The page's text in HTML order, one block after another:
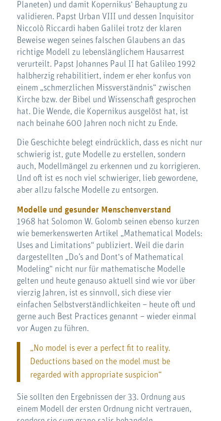
Planeten) und damit Kopernikus‘ Behauptung zu
validieren. Papst Urban VIII und dessen Inquisitor
Niccolò Riccardi haben Galilei trotz der klaren
Beweise wegen seines falschen Glaubens an das
richtige Modell zu lebenslänglichem Hausarrest
verurteilt. Papst Johannes Paul II hat Galileo 1992
halbherzig rehabilitiert, indem er eher konfus von
einem „schmerzlichen Missverständnis“ zwischen
Kirche bzw. der Bibel und Wissenschaft gesprochen
hat. Die Wende, die Kopernikus ausgelöst hat, ist
nach beinahe 600 Jahren noch nicht zu Ende.
Die Geschichte belegt eindrücklich, dass es nicht nur
schwierig ist, gute Modelle zu erstellen, sondern
auch, Modellmängel zu erkennen und zu korrigieren.
Und oft ist es noch viel schwieriger, lieb gewordene,
aber allzu falsche Modelle zu entsorgen.
Modelle und gesunder Menschenverstand
1968 hat Solomon W. Golomb seinen ebenso kurzen
wie bemerkenswerten Artikel „Mathematical Models:
Uses and Limitations“ publiziert. Weil die darin
dargestellten „Do’s and Dont‘s of Mathematical
Modeling“ nicht nur für mathematische Modelle
gelten und heute genauso aktuell sind wie vor über
vierzig Jahren, ist es sinnvoll, sich diese vier
einfachen Selbstverständlichkeiten – heute oft und
gerne auch Best Practices genannt – wieder einmal
vor Augen zu führen.
„No model is ever a perfect fit to reality.
Deductions based on the model must be
regarded with appropriate suspicion“
Sie sollten den Ergebnissen der 33. Ordnung aus
einem Modell der ersten Ordnung nicht vertrauen,